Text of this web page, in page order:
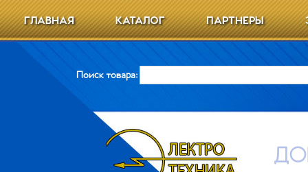
ГЛАВНАЯ КАТАЛОГ ПАРТНЕРЫ
Поиск товара: